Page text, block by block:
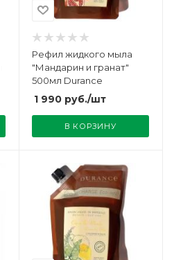
Рефил жидкого мыла
"Мандарин и гранат"
500мл Durance
1 990руб./шт
В КОРЗИНУ